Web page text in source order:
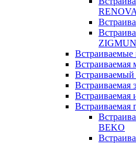
RENOVA
Встраиваемая
Встраиваемый
Встраиваемая
Встраиваемая
Встраиваемая
BEKO